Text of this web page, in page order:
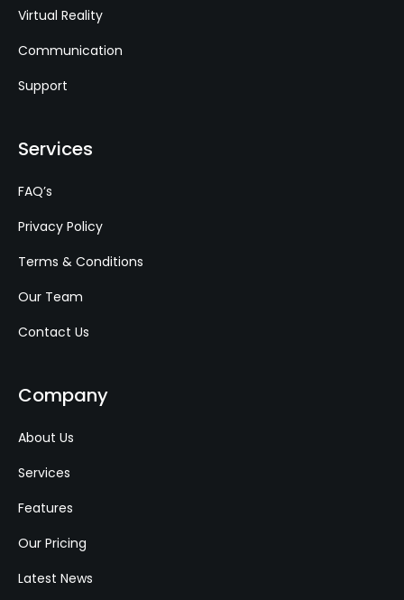
Virtual Reality
Communication
Support
Services
FAQ’s
Privacy Policy
Terms & Conditions
Our Team
Contact Us
Company
About Us
Services
Features
Our Pricing
Latest News